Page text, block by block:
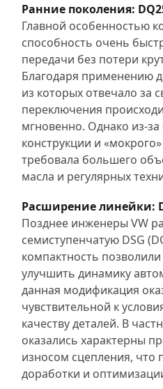
Ранние поколения:
Главной особенностью
способность очень
передачи без потери
Благодаря применению
из которых отвечало за
переключения
мгновенно. Однако из-
конструкции и
требовала большего
масла и регулярных
Расширение линейки:
Позднее инженеры VW
семиступенчатую DSG
компактность
улучшить динамику
данная модификация
чувствительной к
качеству деталей. В
оказались характерны
износом сцепления, что
доработки и